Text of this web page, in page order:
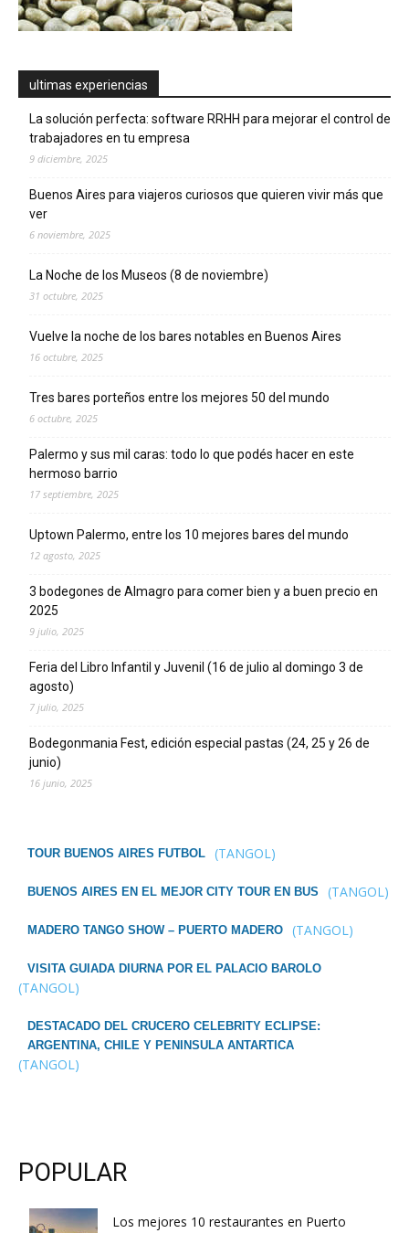
ultimas experiencias
La solución perfecta: software RRHH para mejorar el control de
trabajadores en tu empresa
9 diciembre, 2025
Buenos Aires para viajeros curiosos que quieren vivir más que
ver
6 noviembre, 2025
La Noche de los Museos (8 de noviembre)
31 octubre, 2025
Vuelve la noche de los bares notables en Buenos Aires
16 octubre, 2025
Tres bares porteños entre los mejores 50 del mundo
6 octubre, 2025
Palermo y sus mil caras: todo lo que podés hacer en este
hermoso barrio
17 septiembre, 2025
Uptown Palermo, entre los 10 mejores bares del mundo
12 agosto, 2025
3 bodegones de Almagro para comer bien y a buen precio en
2025
9 julio, 2025
Feria del Libro Infantil y Juvenil (16 de julio al domingo 3 de
agosto)
7 julio, 2025
Bodegonmania Fest, edición especial pastas (24, 25 y 26 de
junio)
16 junio, 2025
TOUR BUENOS AIRES FUTBOL (TANGOL)
BUENOS AIRES EN EL MEJOR CITY TOUR EN BUS (TANGOL)
MADERO TANGO SHOW – PUERTO MADERO (TANGOL)
VISITA GUIADA DIURNA POR EL PALACIO BAROLO
(TANGOL)
DESTACADO DEL CRUCERO CELEBRITY ECLIPSE:
ARGENTINA, CHILE Y PENINSULA ANTARTICA
(TANGOL)
POPULAR
Los mejores 10 restaurantes en Puerto